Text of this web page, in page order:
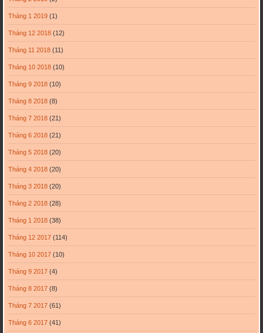
Tháng 1 2019(1)
Tháng 12 2018(12)
Tháng 11 2018(11)
Tháng 10 2018(10)
Tháng 9 2018(10)
Tháng 8 2018(8)
Tháng 7 2018(21)
Tháng 6 2018(21)
Tháng 5 2018(20)
Tháng 4 2018(20)
Tháng 3 2018(20)
Tháng 2 2018(28)
Tháng 1 2018(38)
Tháng 12 2017(114)
Tháng 10 2017(10)
Tháng 9 2017(4)
Tháng 8 2017(8)
Tháng 7 2017(61)
Tháng 6 2017(41)